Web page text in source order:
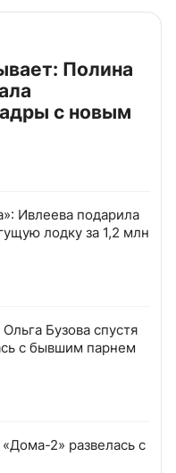
Полина
с новым
Ивлеева подарила
лодку за 1,2 млн
Бузова спустя
с бывшим парнем
«Дома-2» развелась с